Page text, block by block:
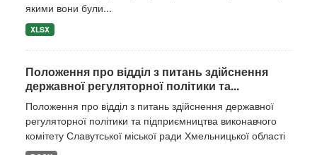
якими вони були...
XLSX
Положення про відділ з питань здійснення
державної регуляторної політики та...
Положення про відділ з питань здійснення державної
регуляторної політики та підприємництва виконавчого
комітету Славутської міської ради Хмельницької області